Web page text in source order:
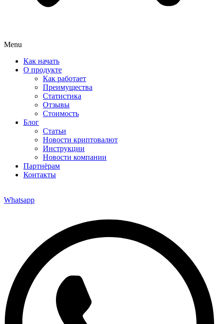
Menu
Как начать
О продукте
Как работает
Преимущества
Статистика
Отзывы
Стоимость
Блог
Статьи
Новости криптовалют
Инструкции
Новости компании
Партнёрам
Контакты
Whatsapp